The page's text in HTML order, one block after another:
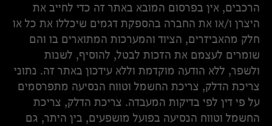
הרכבים, אין בפרסום המובא באתר זה כדי לחייב את
היצרן ו/או את החברה בהספקת דגמים שיכללו את כל או
חלק מהאביזרים, הציוד והמערכות המתוארים בו והם
שומרים לעצמם את הזכות לבטל, להוסיף, לשנות
ולשפר, ללא הודעה מוקדמת וללא עידכון באתר זה. נתוני
צריכת הדלק, צריכת החשמל וטווח הנסיעה מתפרסמים
על פי דין לפי בדיקות המעבדה. צריכת הדלק, צריכת
החשמל וטווח הנסיעה בפועל מושפעים, בין היתר, גם